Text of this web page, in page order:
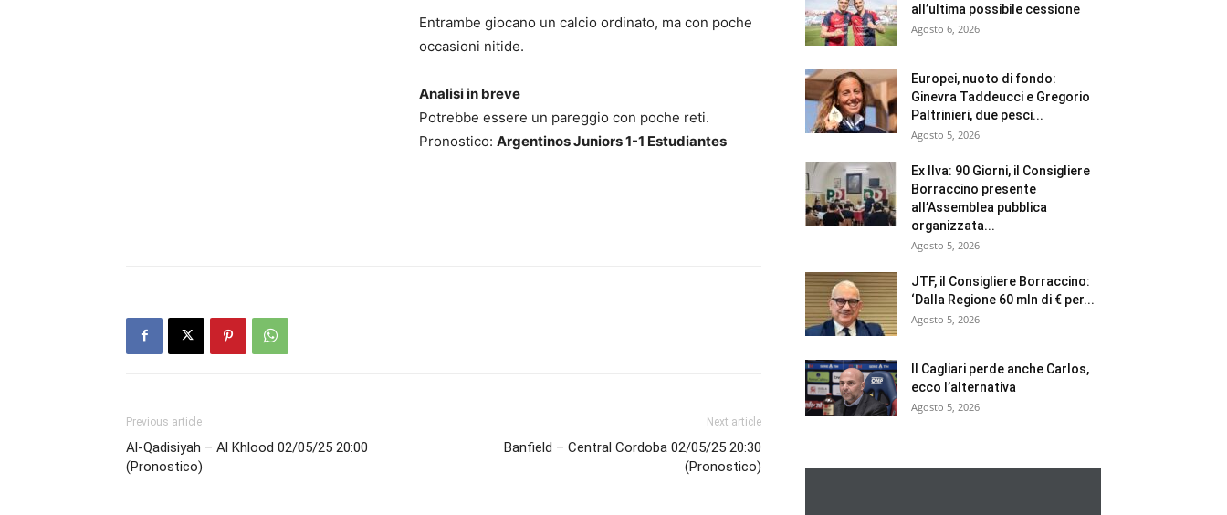
Entrambe giocano un calcio ordinato, ma con poche
occasioni nitide.
Analisi in breve
Potrebbe essere un pareggio con poche reti.
Pronostico: Argentinos Juniors 1-1 Estudiantes
Previous article
Al-Qadisiyah – Al Khlood 02/05/25 20:00
(Pronostico)
Next article
Banfield – Central Cordoba 02/05/25 20:30
(Pronostico)
all’ultima possibile cessione
Agosto 6, 2026
Europei, nuoto di fondo:
Ginevra Taddeucci e Gregorio
Paltrinieri, due pesci...
Agosto 5, 2026
Ex Ilva: 90 Giorni, il Consigliere
Borraccino presente
all’Assemblea pubblica
organizzata...
Agosto 5, 2026
JTF, il Consigliere Borraccino:
‘Dalla Regione 60 mln di € per...
Agosto 5, 2026
Il Cagliari perde anche Carlos,
ecco l’alternativa
Agosto 5, 2026